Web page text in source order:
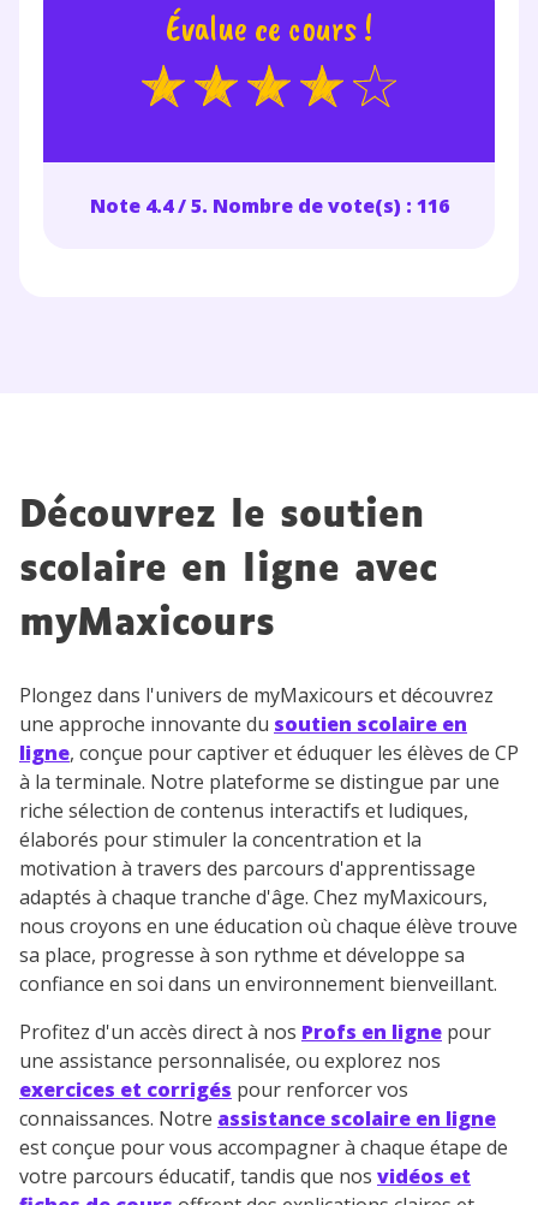
Évalue ce cours !
Note 4.4 / 5. Nombre de vote(s) : 116
Découvrez le soutien
scolaire en ligne avec
myMaxicours
Plongez dans l'univers de myMaxicours et découvrez
une approche innovante du soutien scolaire en
ligne, conçue pour captiver et éduquer les élèves de CP
à la terminale. Notre plateforme se distingue par une
riche sélection de contenus interactifs et ludiques,
élaborés pour stimuler la concentration et la
motivation à travers des parcours d'apprentissage
adaptés à chaque tranche d'âge. Chez myMaxicours,
nous croyons en une éducation où chaque élève trouve
sa place, progresse à son rythme et développe sa
confiance en soi dans un environnement bienveillant.
Profitez d'un accès direct à nos Profs en ligne pour
une assistance personnalisée, ou explorez nos
exercices et corrigés pour renforcer vos
connaissances. Notre assistance scolaire en ligne
est conçue pour vous accompagner à chaque étape de
votre parcours éducatif, tandis que nos vidéos et